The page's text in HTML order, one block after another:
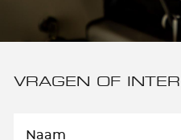
VRAGEN OF